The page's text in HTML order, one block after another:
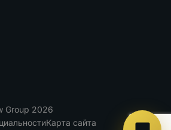
Group 2026
Карта сайта